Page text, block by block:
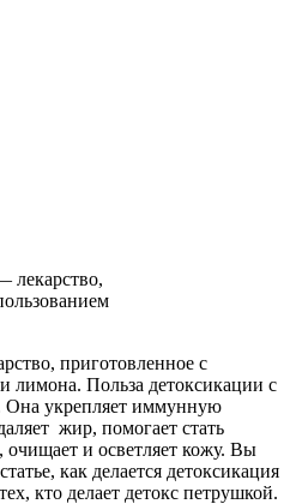
лекарство,
приготовленное с
лимона. Польза детоксикации с
Она укрепляет иммунную
жир, помогает стать
очищает и осветляет кожу. Вы
как делается детоксикация
кто делает детокс петрушкой.